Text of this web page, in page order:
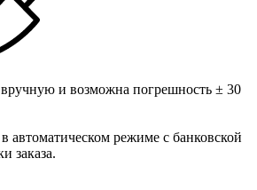
и возможна погрешность ± 30
автоматическом режиме с банковской
заказа.